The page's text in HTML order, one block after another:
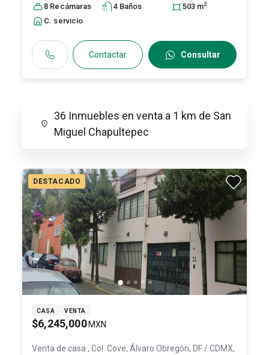
México, C.P. 11850 , ID:28968975
8 Recámaras 4 Baños 503 m2
C. servicio
Contactar Consultar
36 Inmuebles en venta a 1 km de San
Miguel Chapultepec
DESTACADO
CASA VENTA
$6,245,000 MXN
Venta de casa , Col. Cove, Álvaro Obregón, DF / CDMX,